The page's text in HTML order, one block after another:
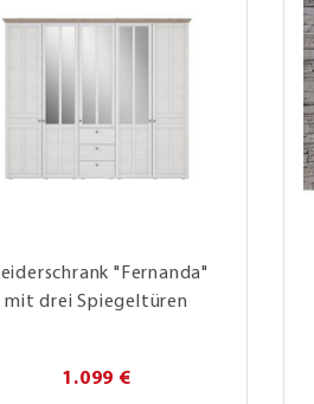
"Fernanda"
mit drei Spiegeltüren
1.099 €